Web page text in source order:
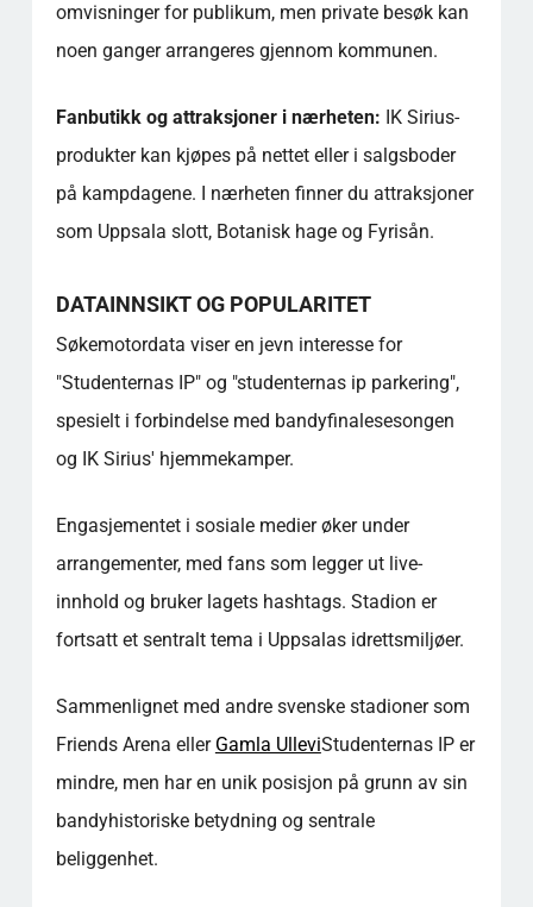
omvisninger for publikum, men private besøk kan
noen ganger arrangeres gjennom kommunen.
Fanbutikk og attraksjoner i nærheten: IK Sirius-
produkter kan kjøpes på nettet eller i salgsboder
på kampdagene. I nærheten finner du attraksjoner
som Uppsala slott, Botanisk hage og Fyrisån.
DATAINNSIKT OG POPULARITET
Søkemotordata viser en jevn interesse for
"Studenternas IP" og "studenternas ip parkering",
spesielt i forbindelse med bandyfinalesesongen
og IK Sirius' hjemmekamper.
Engasjementet i sosiale medier øker under
arrangementer, med fans som legger ut live-
innhold og bruker lagets hashtags. Stadion er
fortsatt et sentralt tema i Uppsalas idrettsmiljøer.
Sammenlignet med andre svenske stadioner som
Friends Arena eller Gamla UlleviStudenternas IP er
mindre, men har en unik posisjon på grunn av sin
bandyhistoriske betydning og sentrale
beliggenhet.